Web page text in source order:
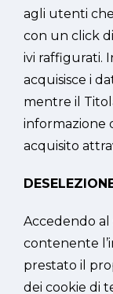
agli utenti
con un click
ivi raffigurati.
acquisisce i
mentre il
informazione
acquisito
Accedendo al
contenente
prestato il
dei cookie di